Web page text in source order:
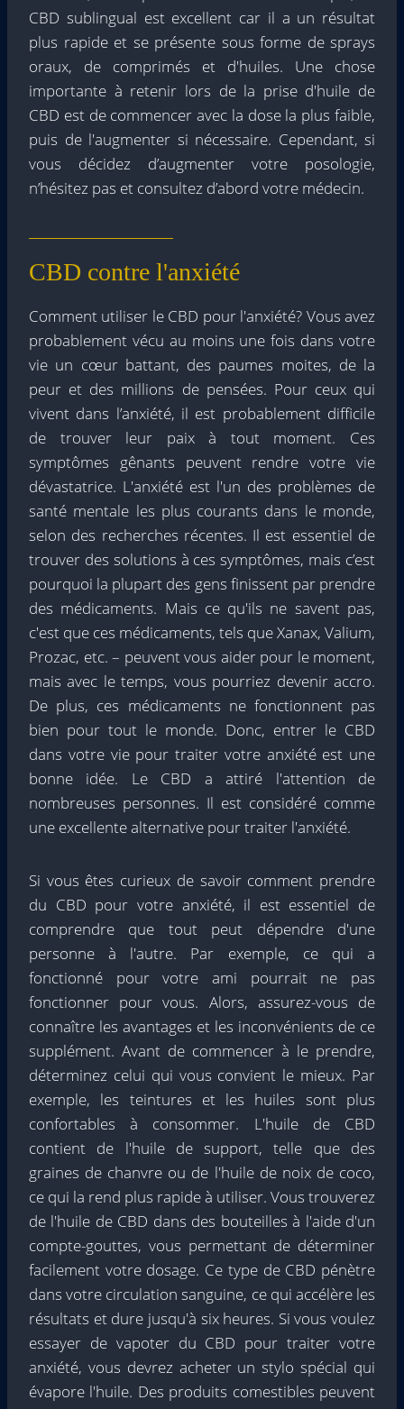
CBD sublingual est excellent car il a un résultat
plus rapide et se présente sous forme de sprays
oraux, de comprimés et d'huiles. Une chose
importante à retenir lors de la prise d'huile de
CBD est de commencer avec la dose la plus faible,
puis de l'augmenter si nécessaire. Cependant, si
vous décidez d’augmenter votre posologie,
n’hésitez pas et consultez d’abord votre médecin.
CBD contre l'anxiété
Comment utiliser le CBD pour l'anxiété? Vous avez
probablement vécu au moins une fois dans votre
vie un cœur battant, des paumes moites, de la
peur et des millions de pensées. Pour ceux qui
vivent dans l’anxiété, il est probablement difficile
de trouver leur paix à tout moment. Ces
symptômes gênants peuvent rendre votre vie
dévastatrice. L'anxiété est l'un des problèmes de
santé mentale les plus courants dans le monde,
selon des recherches récentes. Il est essentiel de
trouver des solutions à ces symptômes, mais c’est
pourquoi la plupart des gens finissent par prendre
des médicaments. Mais ce qu'ils ne savent pas,
c'est que ces médicaments, tels que Xanax, Valium,
Prozac, etc. – peuvent vous aider pour le moment,
mais avec le temps, vous pourriez devenir accro.
De plus, ces médicaments ne fonctionnent pas
bien pour tout le monde. Donc, entrer le CBD
dans votre vie pour traiter votre anxiété est une
bonne idée. Le CBD a attiré l'attention de
nombreuses personnes. Il est considéré comme
une excellente alternative pour traiter l'anxiété.
Si vous êtes curieux de savoir comment prendre
du CBD pour votre anxiété, il est essentiel de
comprendre que tout peut dépendre d'une
personne à l'autre. Par exemple, ce qui a
fonctionné pour votre ami pourrait ne pas
fonctionner pour vous. Alors, assurez-vous de
connaître les avantages et les inconvénients de ce
supplément. Avant de commencer à le prendre,
déterminez celui qui vous convient le mieux. Par
exemple, les teintures et les huiles sont plus
confortables à consommer. L'huile de CBD
contient de l'huile de support, telle que des
graines de chanvre ou de l'huile de noix de coco,
ce qui la rend plus rapide à utiliser. Vous trouverez
de l'huile de CBD dans des bouteilles à l'aide d'un
compte-gouttes, vous permettant de déterminer
facilement votre dosage. Ce type de CBD pénètre
dans votre circulation sanguine, ce qui accélère les
résultats et dure jusqu'à six heures. Si vous voulez
essayer de vapoter du CBD pour traiter votre
anxiété, vous devrez acheter un stylo spécial qui
évapore l'huile. Des produits comestibles peuvent